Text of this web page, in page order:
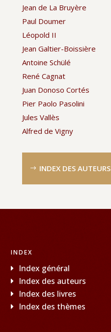
Jean de La Bruyère
Paul Doumer
Léopold II
Jean Galtier-Boissière
Antoine Schülé
René Cagnat
Juan Donoso Cortés
Pier Paolo Pasolini
Jules Vallès
Alfred de Vigny
INDEX DES AUTEURS
INDEX
Index général
Index des auteurs
Index des livres
Index des thèmes